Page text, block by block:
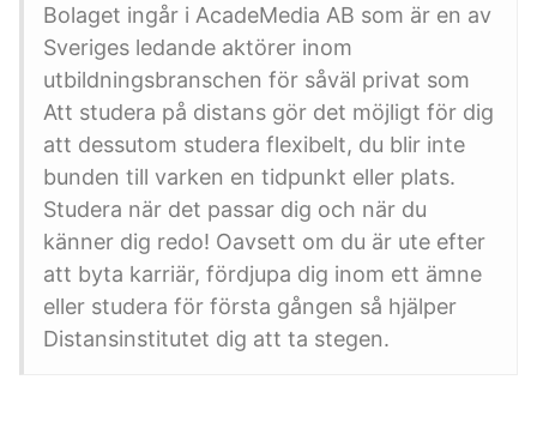
Bolaget ingår i AcadeMedia AB som är en av
Sveriges ledande aktörer inom
utbildningsbranschen för såväl privat som
Att studera på distans gör det möjligt för dig
att dessutom studera flexibelt, du blir inte
bunden till varken en tidpunkt eller plats.
Studera när det passar dig och när du
känner dig redo! Oavsett om du är ute efter
att byta karriär, fördjupa dig inom ett ämne
eller studera för första gången så hjälper
Distansinstitutet dig att ta stegen.